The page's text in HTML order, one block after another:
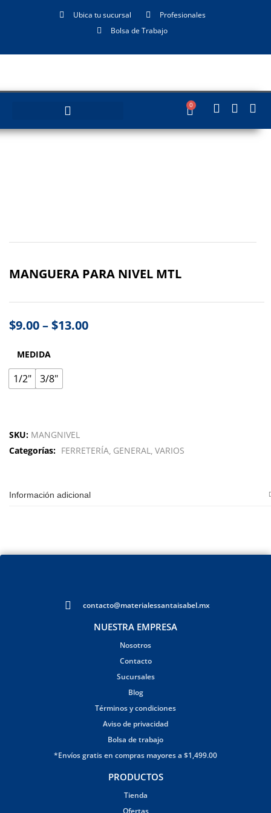
Ubica tu sucursal
Profesionales
Bolsa de Trabajo
0
MANGUERA PARA NIVEL MTL
$9.00–$13.00
MEDIDA
1/2" 3/8"
SKU: MANGNIVEL
Categorías: FERRETERÍA GENERAL VARIOS
Información adicional
contacto@materialessantaisabel.mx
NUESTRA EMPRESA
Nosotros
Contacto
Sucursales
Blog
Términos y condiciones
Aviso de privacidad
Bolsa de trabajo
*Envíos gratis en compras mayores a $1,499.00
PRODUCTOS
Tienda
Ofertas